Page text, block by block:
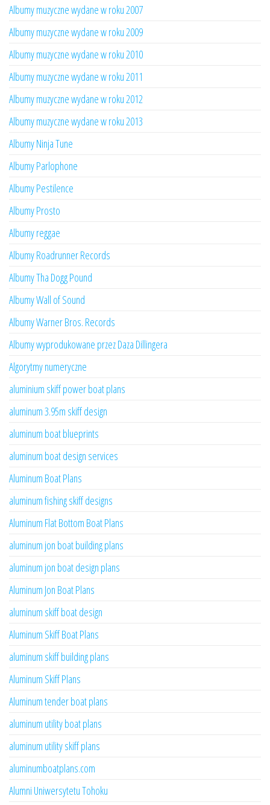
Albumy muzyczne wydane w roku 2007
Albumy muzyczne wydane w roku 2009
Albumy muzyczne wydane w roku 2010
Albumy muzyczne wydane w roku 2011
Albumy muzyczne wydane w roku 2012
Albumy muzyczne wydane w roku 2013
Albumy Ninja Tune
Albumy Parlophone
Albumy Pestilence
Albumy Prosto
Albumy reggae
Albumy Roadrunner Records
Albumy Tha Dogg Pound
Albumy Wall of Sound
Albumy Warner Bros. Records
Albumy wyprodukowane przez Daza Dillingera
Algorytmy numeryczne
aluminium skiff power boat plans
aluminum 3.95m skiff design
aluminum boat blueprints
aluminum boat design services
Aluminum Boat Plans
aluminum fishing skiff designs
Aluminum Flat Bottom Boat Plans
aluminum jon boat building plans
aluminum jon boat design plans
Aluminum Jon Boat Plans
aluminum skiff boat design
Aluminum Skiff Boat Plans
aluminum skiff building plans
Aluminum Skiff Plans
Aluminum tender boat plans
aluminum utility boat plans
aluminum utility skiff plans
aluminumboatplans.com
Alumni Uniwersytetu Tohoku